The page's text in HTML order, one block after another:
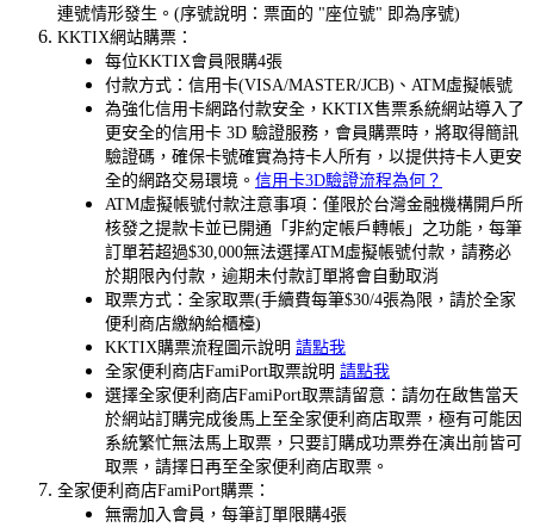
連號情形發生。(序號說明：票面的 "座位號" 即為序號)
KKTIX網站購票：
每位KKTIX會員限購4張
付款方式：信用卡(VISA/MASTER/JCB)、ATM虛擬帳號
為強化信用卡網路付款安全，KKTIX售票系統網站導入了
更安全的信用卡 3D 驗證服務，會員購票時，將取得簡訊
驗證碼，確保卡號確實為持卡人所有，以提供持卡人更安
全的網路交易環境。 信用卡3D驗證流程為何？
ATM虛擬帳號付款注意事項：僅限於台灣金融機構開戶所
核發之提款卡並已開通「非約定帳戶轉帳」之功能，每筆
訂單若超過$30,000無法選擇ATM虛擬帳號付款，請務必
於期限內付款，逾期未付款訂單將會自動取消
取票方式：全家取票(手續費每筆$30/4張為限，請於全家
便利商店繳納給櫃檯)
KKTIX購票流程圖示說明 請點我
全家便利商店FamiPort取票說明 請點我
選擇全家便利商店FamiPort取票請留意：請勿在啟售當天
於網站訂購完成後馬上至全家便利商店取票，極有可能因
系統繁忙無法馬上取票，只要訂購成功票券在演出前皆可
取票，請擇日再至全家便利商店取票。
全家便利商店FamiPort購票：
無需加入會員，每筆訂單限購4張